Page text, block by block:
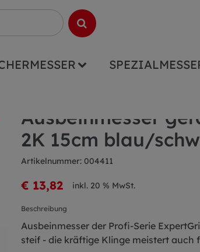
Ausbeinmesser
2K 15cm blau/
Artikelnummer: 004411
€ 13,82 inkl. 20 % MwSt.
Beschreibung
Ausbeinmesser der Profi-Serie
steif - die kräftige Klinge meistert auch